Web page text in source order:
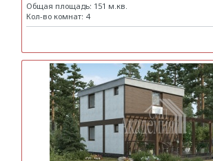
Общая площадь: 151 м.кв.
Кол-во комнат: 4